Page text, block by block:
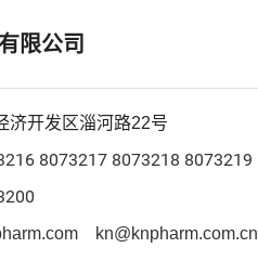
限公司
济开发区淄河路22号
8073217 8073218 8073219
kn@knpharm.com.cn